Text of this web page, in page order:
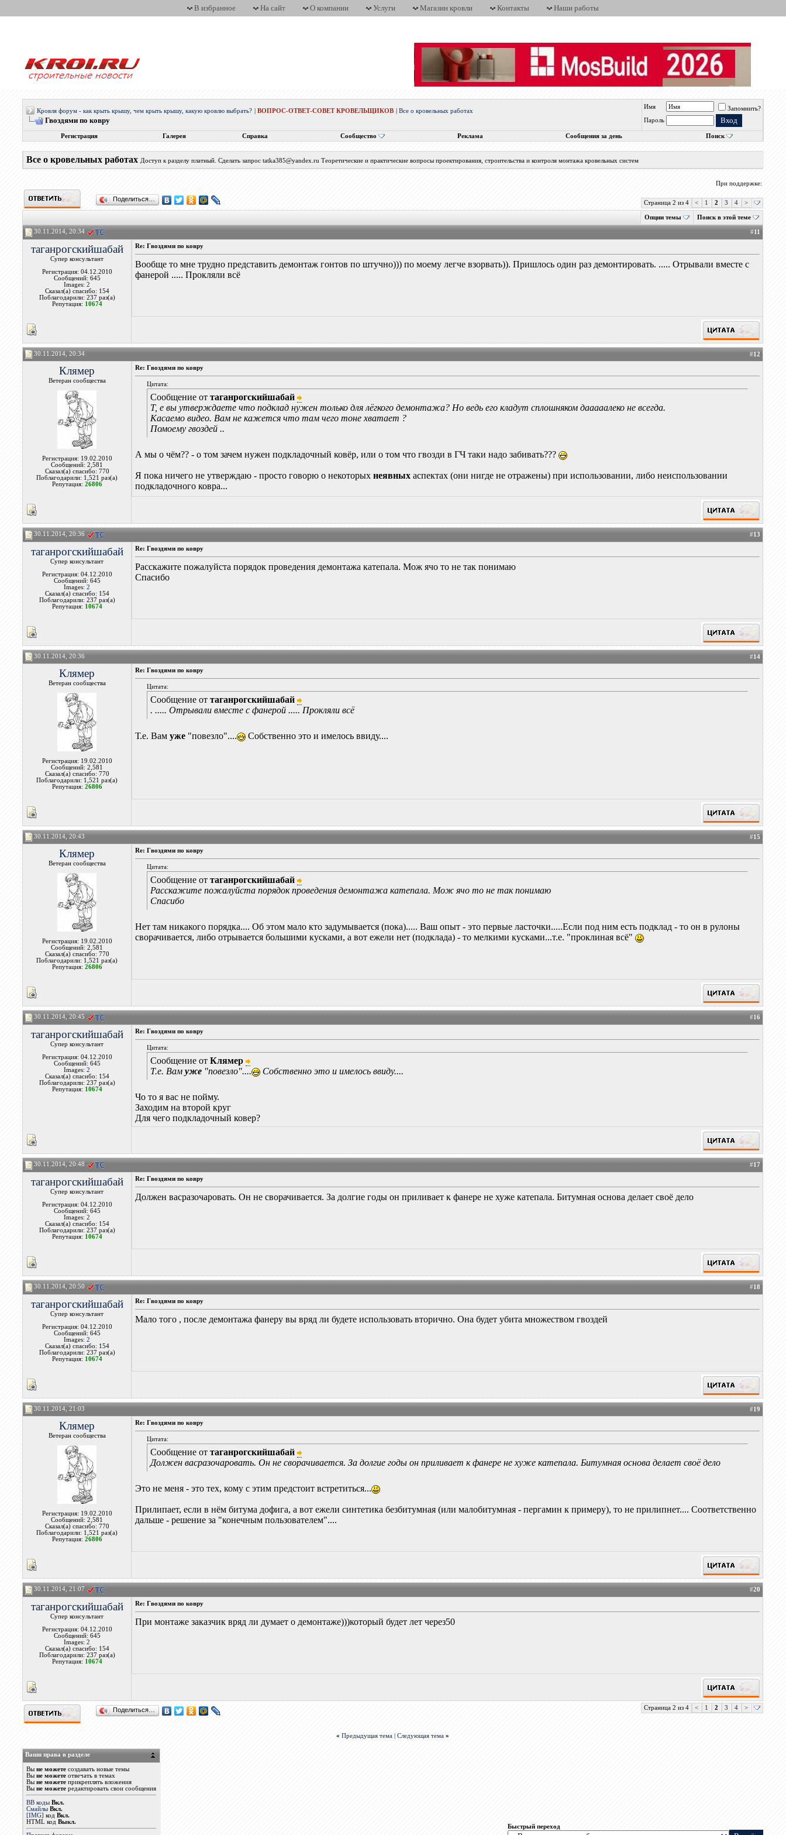
В избранное На сайт О компании Услуги Магазин кровли Контакты Наши работы
Кровля форум - как крыть крышу, чем крыть крышу, какую кровлю выбрать? |ВОПРОС-ОТВЕТ-СОВЕТ КРОВЕЛЬЩИКОВ |Все о кровельных работах
Гвоздями по ковру
Имя
Запомнить?
Пароль
Регистрация Галерея Справка Сообщество Реклама Сообщения за день Поиск
Все о кровельных работах Доступ к разделу платный. Сделать запрос tatka385@yandex.ru Теоретические и практические вопросы проектирования, строительства и контроля монтажа кровельных систем
При поддержке:
Поделиться…
Страница 2 из 4 < 1 2 3 4 >
Опции темы Поиск в этой теме
30.11.2014, 20:34 #11
таганрогскийшабай
Супер консультант
Регистрация: 04.12.2010
Сообщений: 645
Images:2
Сказал(а) спасибо: 154
Поблагодарили: 237 раз(а)
Репутация: 10674
Re: Гвоздями по ковру
Вообще то мне трудно представить демонтаж гонтов по штучно))) по моему легче взорвать)). Пришлось один раз демонтировать. ..... Отрывали вместе с
фанерой ..... Прокляли всё
30.11.2014, 20:34 #12
Клямер
Ветеран сообщества
Регистрация: 19.02.2010
Сообщений: 2,581
Сказал(а) спасибо: 770
Поблагодарили: 1,521 раз(а)
Репутация: 26806
Re: Гвоздями по ковру
Цитата:
Сообщение оттаганрогскийшабай
Т, е вы утверждаете что подклад нужен только для лёгкого демонтажа? Но ведь его кладут сплошняком дааааалеко не всегда.
Касаемо видео. Вам не кажется что там чего тоне хватает ?
Помоему гвоздей ..
А мы о чём?? - о том зачем нужен подкладочный ковёр, или о том что гвозди в ГЧ таки надо забивать???
Я пока ничего не утверждаю - просто говорю о некоторыхнеявныхаспектах (они нигде не отражены) при использовании, либо неиспользовании
подкладочного ковра...
30.11.2014, 20:36 #13
таганрогскийшабай
Супер консультант
Регистрация: 04.12.2010
Сообщений: 645
Images:2
Сказал(а) спасибо: 154
Поблагодарили: 237 раз(а)
Репутация: 10674
Re: Гвоздями по ковру
Расскажите пожалуйста порядок проведения демонтажа катепала. Мож ячо то не так понимаю
Спасибо
30.11.2014, 20:36 #14
Клямер
Ветеран сообщества
Регистрация: 19.02.2010
Сообщений: 2,581
Сказал(а) спасибо: 770
Поблагодарили: 1,521 раз(а)
Репутация: 26806
Re: Гвоздями по ковру
Цитата:
Сообщение оттаганрогскийшабай
. ..... Отрывали вместе с фанерой ..... Прокляли всё
Т.е. Вамуже "повезло".... Собственно это и имелось ввиду....
30.11.2014, 20:43 #15
Клямер
Ветеран сообщества
Регистрация: 19.02.2010
Сообщений: 2,581
Сказал(а) спасибо: 770
Поблагодарили: 1,521 раз(а)
Репутация: 26806
Re: Гвоздями по ковру
Цитата:
Сообщение оттаганрогскийшабай
Расскажите пожалуйста порядок проведения демонтажа катепала. Мож ячо то не так понимаю
Спасибо
Нет там никакого порядка.... Об этом мало кто задумывается (пока)..... Ваш опыт - это первые ласточки.....Если под ним есть подклад - то он в рулоны
сворачивается, либо отрывается большими кусками, а вот ежели нет (подклада) - то мелкими кусками...т.е. "проклиная всё"
30.11.2014, 20:45 #16
таганрогскийшабай
Супер консультант
Регистрация: 04.12.2010
Сообщений: 645
Images:2
Сказал(а) спасибо: 154
Поблагодарили: 237 раз(а)
Репутация: 10674
Re: Гвоздями по ковру
Цитата:
Сообщение отКлямер
Т.е. Вамуже "повезло".... Собственно это и имелось ввиду....
Чо то я вас не пойму.
Заходим на второй круг
Для чего подкладочный ковер?
30.11.2014, 20:48 #17
таганрогскийшабай
Супер консультант
Регистрация: 04.12.2010
Сообщений: 645
Images:2
Сказал(а) спасибо: 154
Поблагодарили: 237 раз(а)
Репутация: 10674
Re: Гвоздями по ковру
Должен васразочаровать. Он не сворачивается. За долгие годы он приливает к фанере не хуже катепала. Битумная основа делает своё дело
30.11.2014, 20:50 #18
таганрогскийшабай
Супер консультант
Регистрация: 04.12.2010
Сообщений: 645
Images:2
Сказал(а) спасибо: 154
Поблагодарили: 237 раз(а)
Репутация: 10674
Re: Гвоздями по ковру
Мало того , после демонтажа фанеру вы вряд ли будете использовать вторично. Она будет убита множеством гвоздей
30.11.2014, 21:03 #19
Клямер
Ветеран сообщества
Регистрация: 19.02.2010
Сообщений: 2,581
Сказал(а) спасибо: 770
Поблагодарили: 1,521 раз(а)
Репутация: 26806
Re: Гвоздями по ковру
Цитата:
Сообщение оттаганрогскийшабай
Должен васразочаровать. Он не сворачивается. За долгие годы он приливает к фанере не хуже катепала. Битумная основа делает своё дело
Это не меня - это тех, кому с этим предстоит встретиться...
Прилипает, если в нём битума дофига, а вот ежели синтетика безбитумная (или малобитумная - пергамин к примеру), то не прилипнет.... Соответственно
дальше - решение за "конечным пользователем"....
30.11.2014, 21:07 #20
таганрогскийшабай
Супер консультант
Регистрация: 04.12.2010
Сообщений: 645
Images:2
Сказал(а) спасибо: 154
Поблагодарили: 237 раз(а)
Репутация: 10674
Re: Гвоздями по ковру
При монтаже заказчик вряд ли думает о демонтаже)))который будет лет через50
Поделиться… Страница 2 из 4 < 1 2 3 4 >
« Предыдущая тема |Следующая тема »
Ваши права в разделе
Выне можете создавать новые темы
Выне можете отвечать в темах
Выне можете прикреплять вложения
Выне можете редактировать свои сообщения
BB коды Вкл.
Смайлы Вкл.
[IMG] кодВкл.
HTML кодВыкл.
Быстрый переход